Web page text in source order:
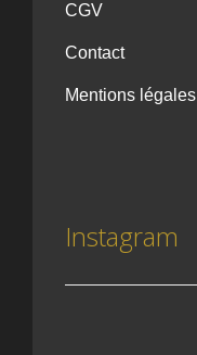
CGV
Contact
Mentions légales
Instagram